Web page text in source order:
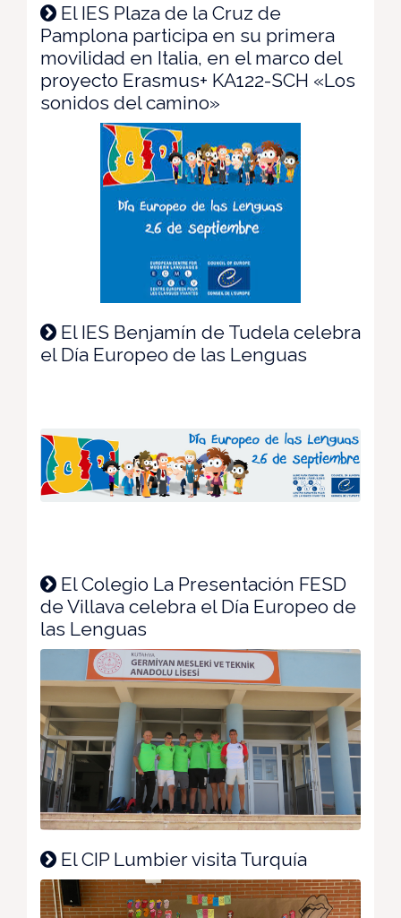
El IES Plaza de la Cruz de
Pamplona participa en su primera
movilidad en Italia, en el marco del
proyecto Erasmus+ KA122-SCH «Los
sonidos del camino»
El IES Benjamín de Tudela celebra
el Día Europeo de las Lenguas
El Colegio La Presentación FESD
de Villava celebra el Día Europeo de
las Lenguas
El CIP Lumbier visita Turquía